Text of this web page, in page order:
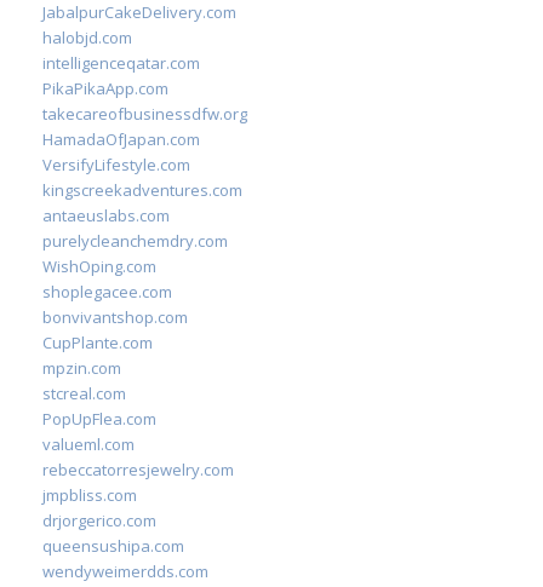
JabalpurCakeDelivery.com
halobjd.com
intelligenceqatar.com
PikaPikaApp.com
takecareofbusinessdfw.org
HamadaOfJapan.com
VersifyLifestyle.com
kingscreekadventures.com
antaeuslabs.com
purelycleanchemdry.com
WishOping.com
shoplegacee.com
bonvivantshop.com
CupPlante.com
mpzin.com
stcreal.com
PopUpFlea.com
valueml.com
rebeccatorresjewelry.com
jmpbliss.com
drjorgerico.com
queensushipa.com
wendyweimerdds.com